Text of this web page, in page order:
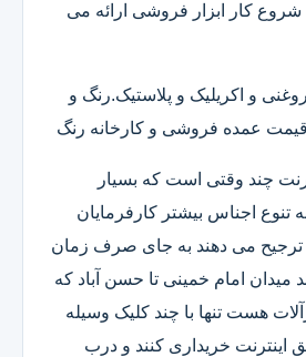
کار ابزار فروشی ارائه می
و اکریلیک و پلاستیک.رنگ و
عمده فروشی و کارخانه رنگ
چند وقتی است که بسیار
تنوع اجناس بیشتر کارفرمایان
ترجیح می دهند به جای صرف زمان
میدان امام خمینی تا حسن آباد که
هست تنها با چند کلیک وسیله
اینترنت خریداری کنند و درب